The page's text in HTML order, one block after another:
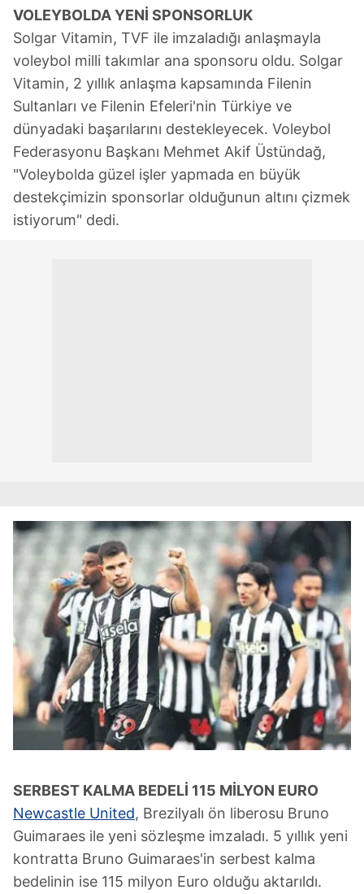
VOLEYBOLDAYENİ SPONSORLUK
Solgar Vitamin, TVF ile imzaladığı anlaşmayla
voleybol milli takımlar ana sponsoru oldu. Solgar
Vitamin, 2 yıllık anlaşma kapsamında Filenin
Sultanları ve Filenin Efeleri'nin Türkiye ve
dünyadaki başarılarını destekleyecek. Voleybol
Federasyonu Başkanı Mehmet Akif Üstündağ,
"Voleybolda güzel işler yapmada en büyük
destekçimizin sponsorlar olduğunun altını çizmek
istiyorum" dedi.
SERBEST KALMA BEDELİ 115 MİLYON EURO
Newcastle United, Brezilyalı ön liberosu Bruno
Guimaraes ile yeni sözleşme imzaladı. 5 yıllık yeni
kontratta Bruno Guimaraes'in serbest kalma
bedelinin ise 115 milyon Euro olduğu aktarıldı.